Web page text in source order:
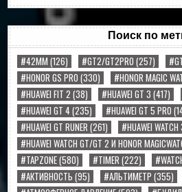
Поиск по
#42MM (126) #GT2/GT2PRO (257)
#HONOR GS PRO (330) #HONOR MAGIC
#HUAWEI FIT 2 (38) #HUAWEI GT 3 (417)
#HUAWEI GT 4(235) #HUAWEI GT 5 PRO
#HUAWEI GT RUNER(261) #HUAWEI WATCH
#HUAWEI WATCH GT/GT 2 И HONOR
#TAPZONE(580) #TIMER(222)
#АКТИВНОСТЬ (95) #АЛЬТИМЕТР (355)